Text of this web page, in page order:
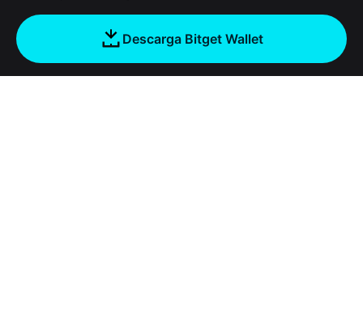
Descarga Bitget Wallet